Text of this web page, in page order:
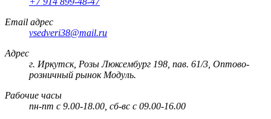
Email адрес
vsedveri38@mail.ru
Адрес
г. Иркутск, Розы Люксембург 198, пав. 61/3, Оптово-
розничный рынок Модуль.
Рабочие часы
пн-пт с 9.00-18.00, сб-вс с 09.00-16.00